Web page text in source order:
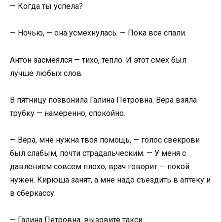
— Когда ты успела?
— Ночью, — она усмехнулась. — Пока все спали.
Антон засмеялся — тихо, тепло. И этот смех был
лучше любых слов.
В пятницу позвонила Галина Петровна. Вера взяла
трубку — намеренно, спокойно.
— Вера, мне нужна твоя помощь, — голос свекрови
был слабым, почти страдальческим. — У меня с
давлением совсем плохо, врач говорит — покой
нужен. Кирюша занят, а мне надо съездить в аптеку и
в сберкассу.
— Галина Петровна, вызовите такси.